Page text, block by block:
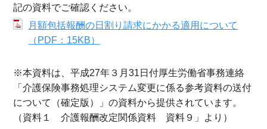
記の資料でご確認ください。
月額包括報酬の日割り請求にかかる適用について
（PDF：15KB）
※本資料は、平成27年３月31日付厚生労働省事務連絡
「介護保険事務処理システム変更に係る参考資料の送付
について（確定版）」の資料から提供されています。
（資料１ 介護報酬改定関係資料 資料９」より）